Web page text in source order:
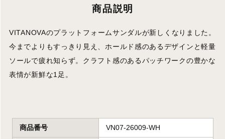
商品説明
VITANOVAのプラットフォームサンダルが新しくなりました。
今までよりもすっきり見え、ホールド感のあるデザインと軽量
ソールで疲れ知らず。クラフト感のあるパッチワークの豊かな
表情が新鮮な1足。
商品番号 VN07-26009-WH